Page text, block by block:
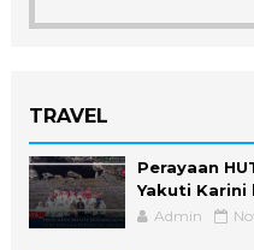
TRAVEL
Perayaan
Yakuti Karini
Admin